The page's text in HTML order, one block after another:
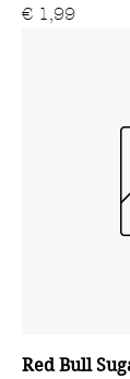
Prijs
€ 1,99
Red Bull